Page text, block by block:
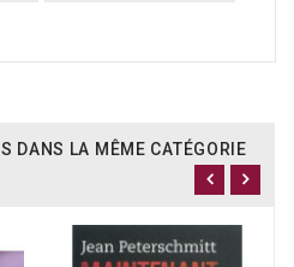
DANS LA MÊME CATÉGORIE